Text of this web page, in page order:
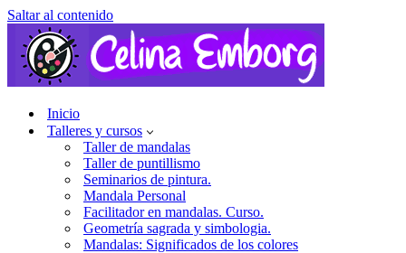
Saltar al contenido
Inicio
Talleres y cursos
Taller de mandalas
Taller de puntillismo
Seminarios de pintura.
Mandala Personal
Facilitador en mandalas. Curso.
Geometría sagrada y simbologia.
Mandalas: Significados de los colores